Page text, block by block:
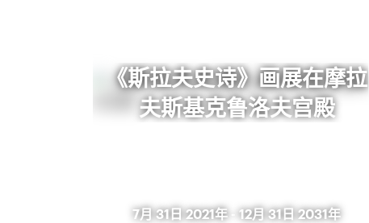
《斯拉夫史诗》画展在摩拉
夫斯基克鲁洛夫宫殿
7月 31日 2021年 12月 31日 2031年